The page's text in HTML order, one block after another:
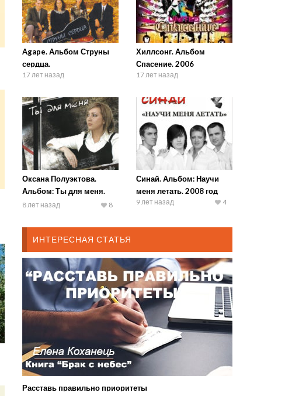
Agape. Альбом Струны
сердца.
17 лет назад
Хиллсонг. Альбом
Спасение. 2006
17 лет назад
Оксана Полуэктова.
Альбом: Ты для меня.
2009 год
8 лет назад 8
Синай. Альбом: Научи
меня летать. 2008 год
9 лет назад 4
ИНТЕРЕСНАЯ СТАТЬЯ
Расставь правильно приоритеты